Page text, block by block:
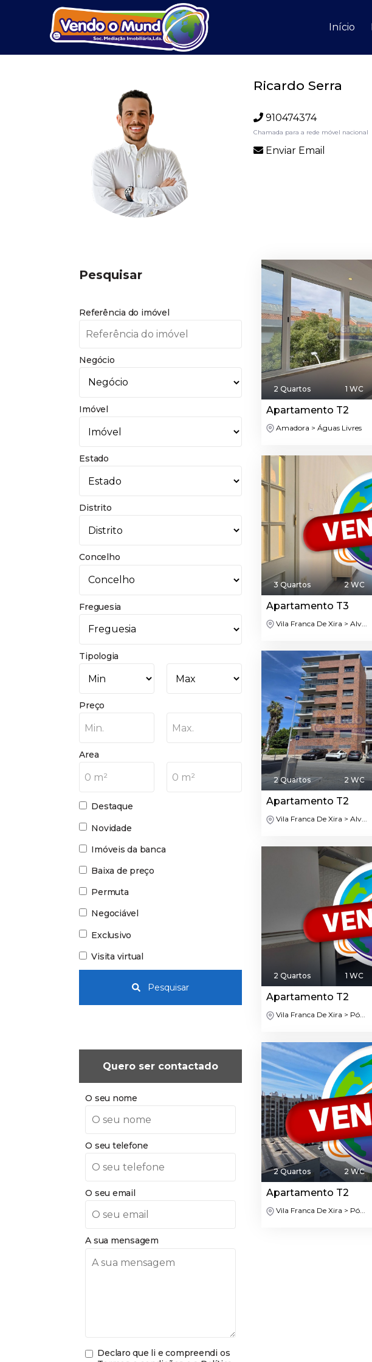
Início
Ricardo Serra
910474374
Chamada para a rede móvel nacional
Enviar Email
Pesquisar
Referência do imóvel
Negócio
Imóvel
Estado
Distrito
Concelho
Freguesia
Tipologia
Preço
Min. Max.
Area
0 m² 0 m²
Destaque
Novidade
Imóveis da banca
Baixa de preço
Permuta
Negociável
Exclusivo
Visita virtual
Pesquisar
Quero ser contactado
O seu nome
O seu telefone
O seu email
A sua mensagem
Declaro que li e compreendi os
2 Quartos 1 WC
Apartamento T2
Amadora > Águas Livres
3 Quartos 2 WC
Apartamento T3
Vila Franca De Xira > Alv...
2 Quartos 2 WC
Apartamento T2
Vila Franca De Xira > Alv...
2 Quartos 1 WC
Apartamento T2
Vila Franca De Xira > Pó...
2 Quartos 2 WC
Apartamento T2
Vila Franca De Xira > Pó...